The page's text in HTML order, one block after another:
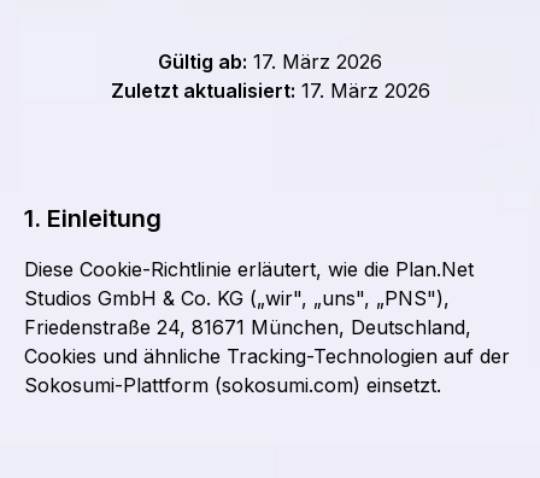
Gültig ab: 17. März 2026
Zuletzt aktualisiert: 17. März 2026
1. Einleitung
Diese Cookie-Richtlinie erläutert, wie die Plan.Net
Studios GmbH & Co. KG („wir", „uns", „PNS"),
Friedenstraße 24, 81671 München, Deutschland,
Cookies und ähnliche Tracking-Technologien auf der
Sokosumi-Plattform (sokosumi.com) einsetzt.